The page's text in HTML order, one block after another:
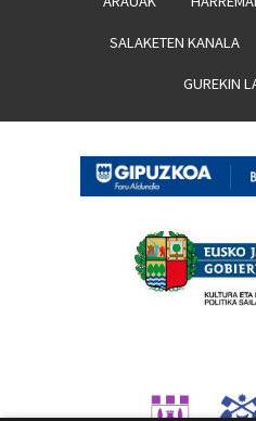
SALAKETEN KANALA
GUREKIN